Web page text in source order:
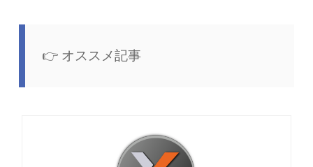
オススメ記事